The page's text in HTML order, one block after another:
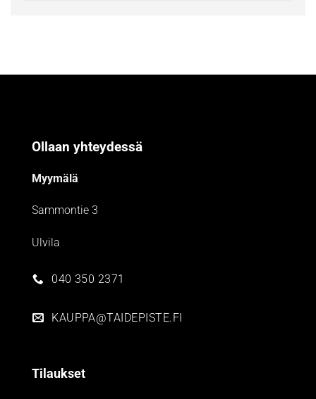
Ollaan yhteydessä
Myymälä
Sammontie 3
Ulvila
040 350 2371
KAUPPA@TAIDEPISTE.FI
Tilaukset